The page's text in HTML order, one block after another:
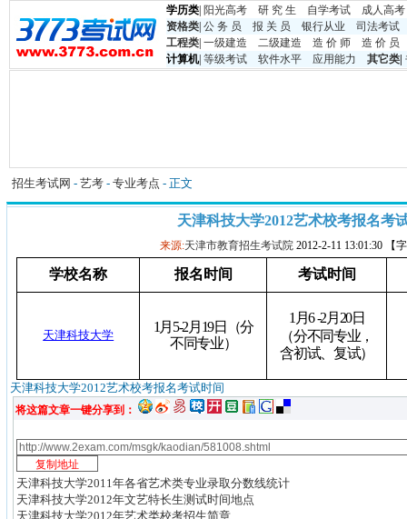
学历类 阳光高考 研 究 生 自学考试
成人高考
资格类 公 务 员 报 关 员 银行从业
司法考试
工程类 一级建造 二级建造 造 价 师
造 价 员
计算机| 等级考试 软件水平 应用能力 其它类
招生考试网 - 艺考 - 专业考点 - 正文
天津科技大学2012艺术校考报名考
来源:天津市教育招生考试院 2012-2-11 13:01:30 【
学校名称 报名时间 考试时间
天津科技大学
1 月 5-2月19日
（分
不同专业）
1 月6 -2月20日
（分不同专业，
含初试、复试）
天津科技大学2012艺术校考报名考试时间
将这篇文章一键分享到：
天津科技大学2011年各省艺术类专业录取分数线统计
天津科技大学2012年文艺特长生测试时间地点
天津科技大学2012年艺术类校考招生简章